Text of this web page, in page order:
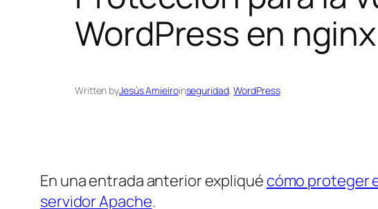
WordPress en nginx
Written byJesús Amieiroinseguridad, WordPress
En una entrada anterior expliqué cómo proteger
servidor Apache.